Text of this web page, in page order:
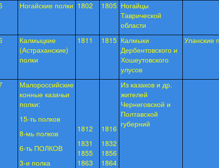
Ногайские полки 1802 1805 Ногайцы
Таврической
области
Калмыцкие
(Астраханские)
полки
1811 1815 Калмыки
Дербентовского и
Хошеутовского
улусов
Уланские
Малороссийские
конные казачьи
полки:
15-ть полков
8-мь полков
6-ть ПОЛКОВ
3-и полка
1812
1831
1855
1863
1816
1832
1856
1864
Из казаков и др.
жите­лей
Черниговской и
Полтавской
губерний